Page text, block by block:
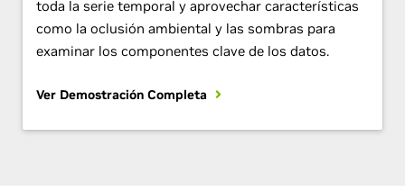
toda la serie temporal y aprovechar características
como la oclusión ambiental y las sombras para
examinar los componentes clave de los datos.
Ver Demostración Completa